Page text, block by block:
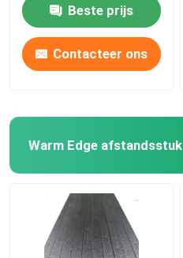
Huis
Beste prijs
Contacteer ons
Warm Edge afstandsstuk